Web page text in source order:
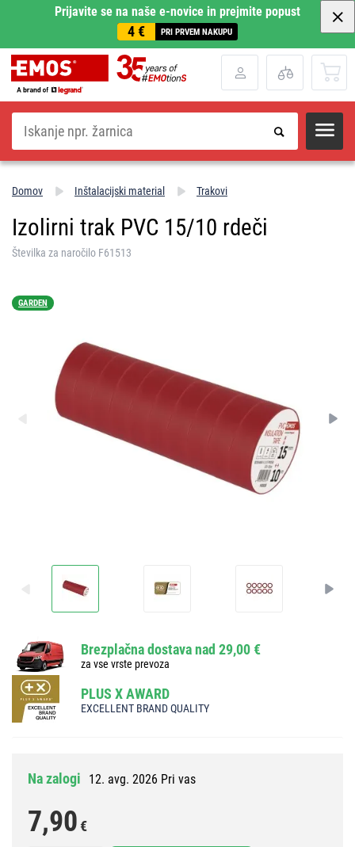
Prijavite se na naše e-novice in prejmite popust
4 € PRI PRVEM NAKUPU
Iskanje
Domov Inštalacijski material Trakovi
Izolirni trak PVC 15/10 rdeči
Številka za naročilo F61513
GARDEN
Brezplačna dostava nad 29,00 €
za vse vrste prevoza
PLUS X AWARD
EXCELLENT BRAND QUALITY
Na zalogi 12. avg. 2026 Pri vas
7,90€